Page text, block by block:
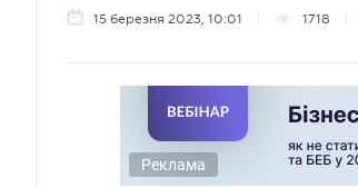
15 березня 2023, 10:01 1718
Реклама